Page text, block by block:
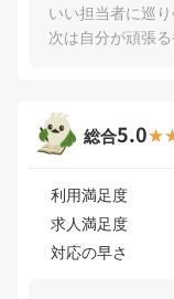
いい担当者に巡
次は自分が頑張る
総合5.0
利用満足度
求人満足度
対応の早さ